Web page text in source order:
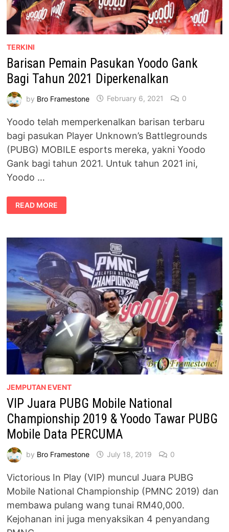
TERKINI
Barisan Pemain Pasukan Yoodo Gank
Bagi Tahun 2021 Diperkenalkan
by Bro Framestone February 6, 2021 0
Yoodo telah memperkenalkan barisan terbaru
bagi pasukan Player Unknown’s Battlegrounds
(PUBG) MOBILE esports mereka, yakni Yoodo
Gank bagi tahun 2021. Untuk tahun 2021 ini,
Yoodo …
BARISAN
PEMAIN
PASUKAN
BAGI
TAHUN
2021
DIPERKENALKAN
READ MORE
JEMPUTAN EVENT
VIP Juara PUBG Mobile National
Championship 2019 & Yoodo Tawar PUBG
Mobile Data PERCUMA
by Bro Framestone July 18, 2019 0
Victorious In Play (VIP) muncul Juara PUBG
Mobile National Championship (PMNC 2019) dan
membawa pulang wang tunai RM40,000.
Kejohanan ini juga menyaksikan 4 penyandang